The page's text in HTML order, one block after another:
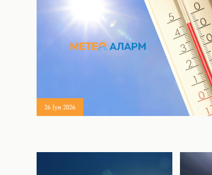
26 Јун 2026